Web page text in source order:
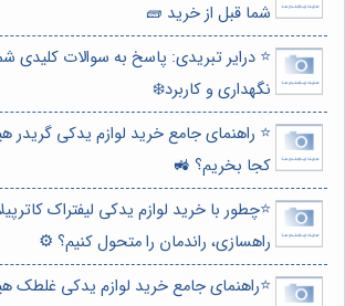
شما قبل از خرید 🧱
⭐️ درایر تبریدی: پاسخ به سوالات کلیدی
نگهداری و کاربرد❄️
کجا بخریم؟ 🚜
⭐️چطور با خرید لوازم یدکی لیفتراک
راهسازی، راندمان را متحول کنیم؟ ⚙️
⭐️راهنمای جامع خرید لوازم یدکی غلطک